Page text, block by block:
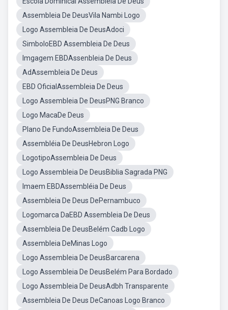
Assembleia De DeusVila Nambi Logo
Logo Assembleia De DeusAdoci
SimboloEBD Assembleia De Deus
Imgagem EBDAssenbleia De Deus
AdAssembleia De Deus
EBD OficialAssembleia De Deus
Logo Assembleia De DeusPNG Branco
Logo MacaDe Deus
Plano De FundoAssembleia De Deus
Assembléia De DeusHebron Logo
LogotipoAssembleia De Deus
Logo Assembleia De DeusBiblia Sagrada PNG
Imaem EBDAssembléia De Deus
Assembleia De Deus DePernambuco
Logomarca DaEBD Assembleia De Deus
Assembleia De DeusBelém Cadb Logo
Assembleia DeMinas Logo
Logo Assembleia De DeusBarcarena
Logo Assembleia De DeusBelém Para Bordado
Logo Assembleia De DeusAdbh Transparente
Assembleia De Deus DeCanoas Logo Branco